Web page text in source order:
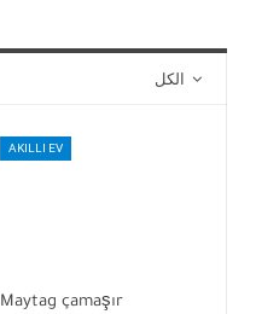
AKILLI EV
Maytag çamaşır